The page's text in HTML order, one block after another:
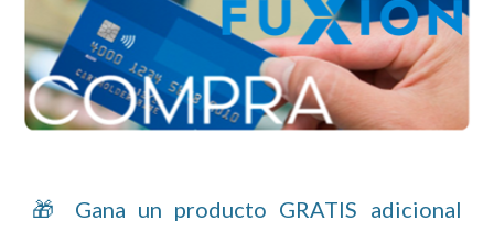
🎁 Gana un producto GRATIS adicional